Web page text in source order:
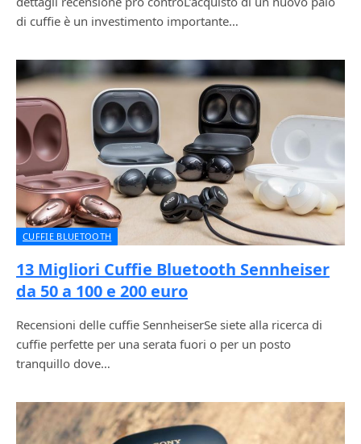
di cuffie è un investimento importante…
CUFFIE BLUETOOTH
13 Migliori Cuffie Bluetooth Sennheiser
da 50 a 100 e 200 euro
Recensioni delle cuffie SennheiserSe siete alla ricerca di
cuffie perfette per una serata fuori o per un posto
tranquillo dove…